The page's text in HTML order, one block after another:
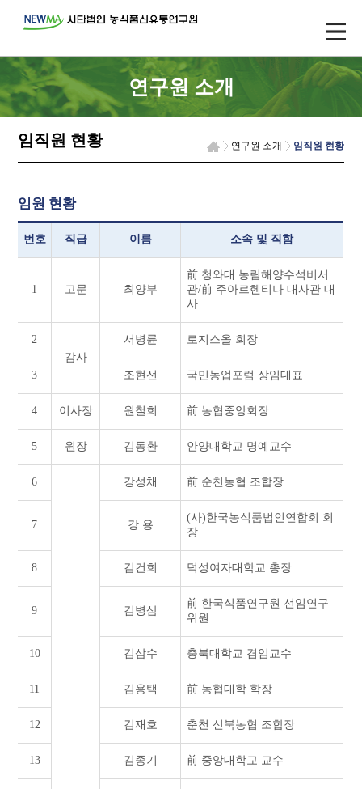
연구원 소개
임직원 현황 연구원 소개 임직원 현황
임원 현황
번호 직급 이름 소속 및 직함
1 고문 최양부
前 청와대 농림해양수석비서
관/前 주아르헨티나 대사관 대
사
2
감사
서병륜 로지스올 회장
3 조현선 국민농업포럼 상임대표
4 이사장 원철희 前 농협중앙회장
5 원장 김동환 안양대학교 명예교수
6 강성채 前 순천농협 조합장
7 강 용
(사)한국농식품법인연합회 회
장
8 김건희 덕성여자대학교 총장
9 김병삼
前 한국식품연구원 선임연구
위원
10 김삼수 충북대학교 겸임교수
11 김용택 前 농협대학 학장
12 김재호 춘천 신북농협 조합장
13 김종기 前 중앙대학교 교수